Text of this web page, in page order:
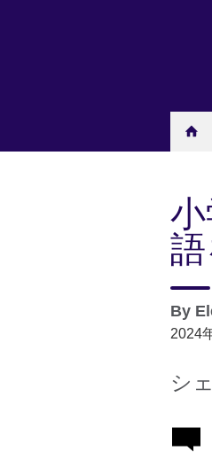
By
2024
シ